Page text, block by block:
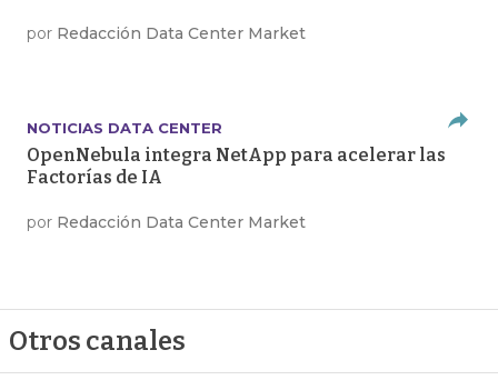
por Redacción Data Center Market
NOTICIAS DATA CENTER
OpenNebula integra NetApp para acelerar las
Factorías de IA
por Redacción Data Center Market
Otros canales